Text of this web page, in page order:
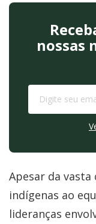
nossas
Apesar da
indígenas ao
lideranças